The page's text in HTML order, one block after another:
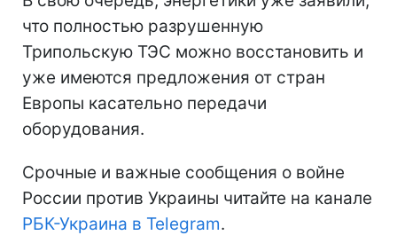
что полностью разрушенную
Трипольскую ТЭС можно восстановить и
уже имеются предложения от стран
Европы касательно передачи
оборудования.
Срочные и важные сообщения о войне
России против Украины читайте на канале
РБК-Украина в Telegram.